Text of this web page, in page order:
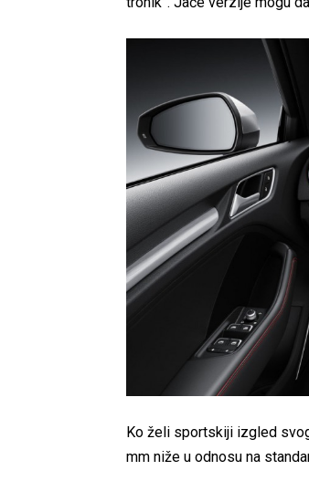
Ko želi sportskiji izgled
mm niže u odnosu na